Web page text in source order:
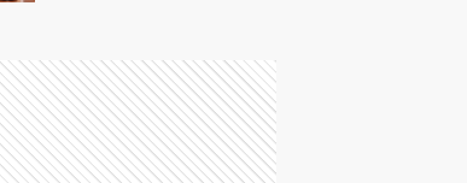
Entre Ríos”